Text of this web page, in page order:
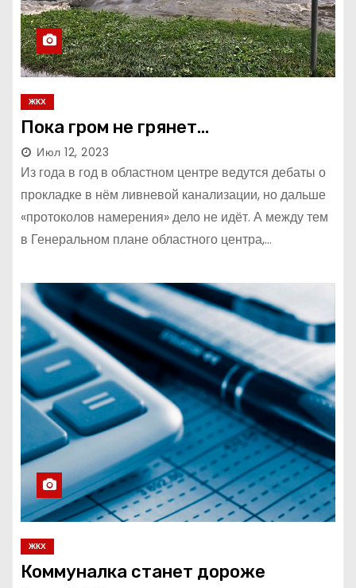
ЖКХ
Пока гром не грянет…
Июл 12, 2023
Из года в год в областном центре ведутся дебаты о
прокладке в нём ливневой канализации, но дальше
«протоколов намерения» дело не идёт. А между тем
в Генеральном плане областного центра,…
ЖКХ
Коммуналка станет дороже